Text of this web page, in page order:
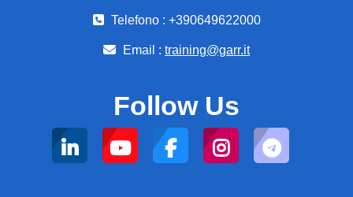
Telefono : +390649622000
Email : training@garr.it
Follow Us